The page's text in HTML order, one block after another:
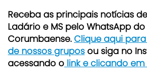
Receba as principais notícias
Ladário e MS pelo WhatsApp
Corumbaense.Clique aqui
de nossos grupos ou siga no
acessando o link e clicando em